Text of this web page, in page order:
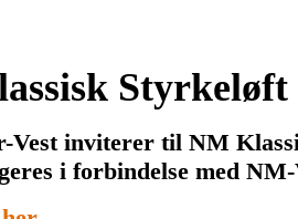
Styrkeløft
Vest inviterer til NM
i forbindelse med NM-